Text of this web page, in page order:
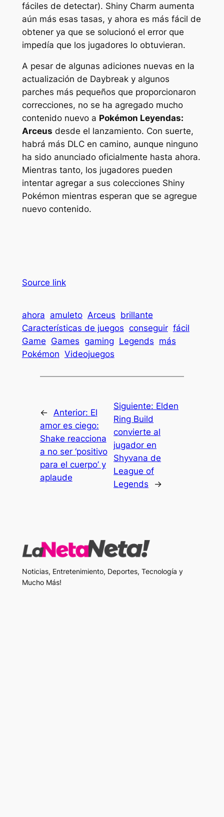
fáciles de detectar). Shiny Charm aumenta
aún más esas tasas, y ahora es más fácil de
obtener ya que se solucionó el error que
impedía que los jugadores lo obtuvieran.
A pesar de algunas adiciones nuevas en la
actualización de Daybreak y algunos
parches más pequeños que proporcionaron
correcciones, no se ha agregado mucho
contenido nuevo a Pokémon Leyendas:
Arceus desde el lanzamiento. Con suerte,
habrá más DLC en camino, aunque ninguno
ha sido anunciado oficialmente hasta ahora.
Mientras tanto, los jugadores pueden
intentar agregar a sus colecciones Shiny
Pokémon mientras esperan que se agregue
nuevo contenido.
Source link
ahora amuleto Arceus brillante
Características de juegos conseguir fácil
Game Games gaming Legends más
Pokémon Videojuegos
← Anterior: El
amor es ciego:
Shake reacciona
a no ser ‘positivo
para el cuerpo’ y
aplaude
Siguiente: Elden
Ring Build
convierte al
jugador en
Shyvana de
League of
Legends
→
Noticias, Entretenimiento, Deportes, Tecnología y
Mucho Más!